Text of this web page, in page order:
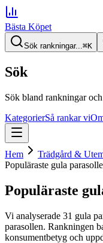
Bästa Köpet
Sök rankningar...⌘K
Sök
Sök bland rankningar
KategorierSå rankar vi
Hem Trädgård &
Populäraste gula
Populäraste
Vi analyserade 31 gula
parasollen. Rankningen
konsumentbetyg och